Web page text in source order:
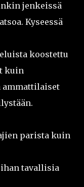
jenkeissä
Kyseessä
koostettu
kuin
ammattilaiset
parista kuin
tavallisia